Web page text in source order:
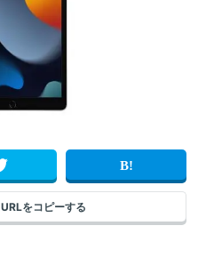
URLをコピーする